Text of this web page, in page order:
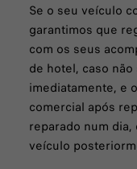
Se o seu veículo
garantimos que
com os seus
de hotel, caso
imediatamente, e
comercial após
reparado num
veículo